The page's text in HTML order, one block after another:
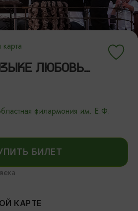
ЛЮБОВЬ...
филармония им. Е.Ф.
БИЛЕТ
КАРТЕ